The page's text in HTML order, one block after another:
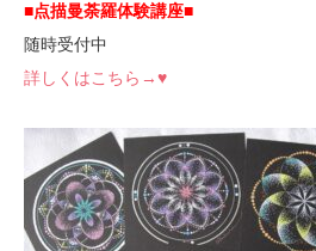
■点描曼荼羅体験講座■
随時受付中
詳しくはこちら→♥